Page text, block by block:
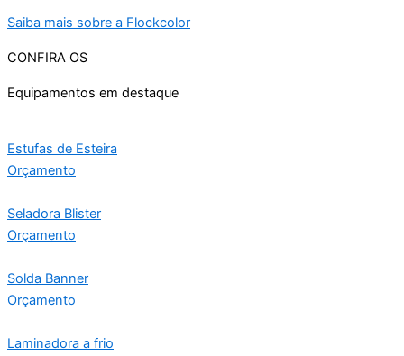
Saiba mais sobre a Flockcolor
CONFIRA OS
Equipamentos em destaque
Estufas de Esteira
Orçamento
Seladora Blister
Orçamento
Solda Banner
Orçamento
Laminadora a frio